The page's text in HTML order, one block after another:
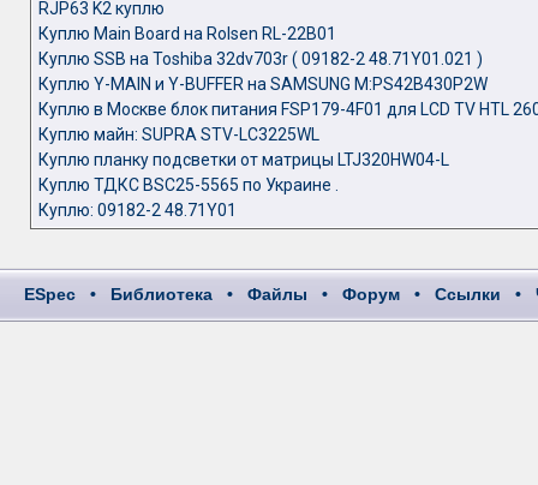
RJP63 K2 куплю
Куплю Main Board на Rolsen RL-22B01
Куплю SSB на Toshiba 32dv703r ( 09182-2 48.71Y01.021 )
Куплю Y-MAIN и Y-BUFFER на SAMSUNG M:PS42B430P2W
Куплю в Москве блок питания FSP179-4F01 для LCD TV HTL
Куплю майн: SUPRA STV-LC3225WL
Куплю планку подсветки от матрицы LTJ320HW04-L
Куплю ТДКС BSC25-5565 по Украине .
Куплю: 09182-2 48.71Y01
ESpec • Библиотека • Файлы • Форум • Ссылки •